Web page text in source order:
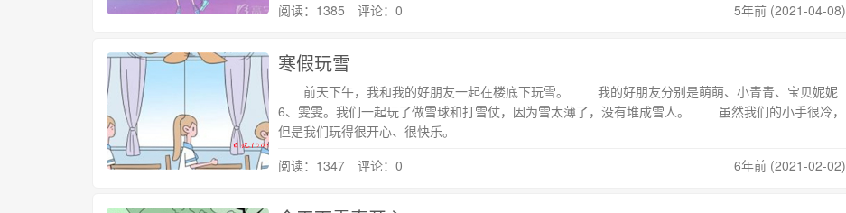
阅读：1385 评论：0
5年前 (2021-04-08)
寒假玩雪
前天下午，我和我的好朋友一起在楼底下玩雪。 我的好朋友分别是萌萌、小青青、宝贝妮妮
6、雯雯。我们一起玩了做雪球和打雪仗，因为雪太薄了，没有堆成雪人。 虽然我们的小手很冷，
但是我们玩得很开心、很快乐。
阅读：1347 评论：0
6年前 (2021-02-02)